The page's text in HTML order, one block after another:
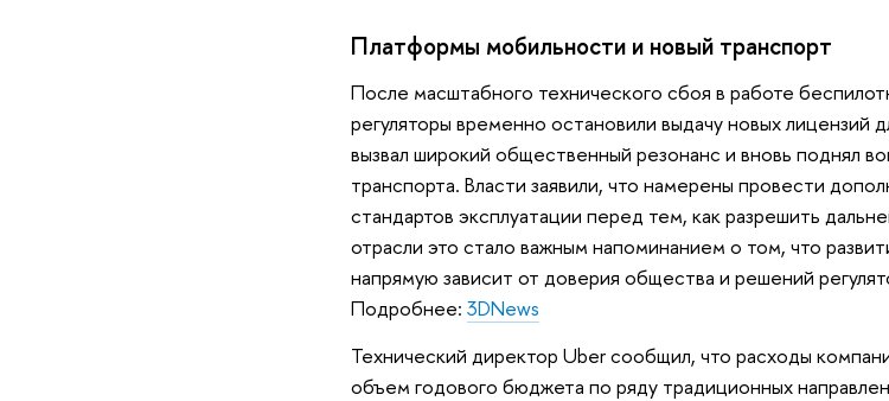
Платформы мобильности и новый транспорт
После масштабного технического сбоя в работе
регуляторы временно остановили выдачу новых лицензий
вызвал широкий общественный резонанс и вновь поднял
транспорта. Власти заявили, что намерены провести
стандартов эксплуатации перед тем, как разрешить
отрасли это стало важным напоминанием о том, что
напрямую зависит от доверия общества и решений
Подробнее: 3DNews
Технический директор Uber сообщил, что расходы
объем годового бюджета по ряду традиционных